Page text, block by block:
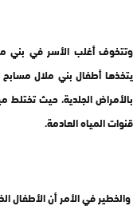
وتتخوف أغلب الأسر في بني
يتخذها أطفال بني ملال
بالأمراض الجلدية، حيث تختلط
قنوات المياه العادمة.
والخطير في الأمر أن الأطفال